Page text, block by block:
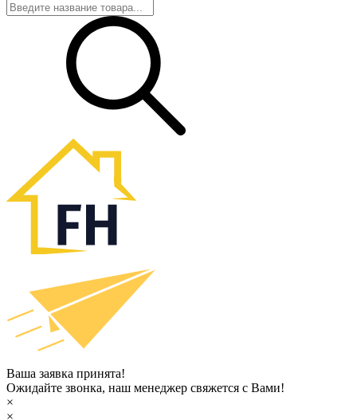
Ваша заявка принята!
Ожидайте звонка, наш менеджер свяжется с Вами!
×
×